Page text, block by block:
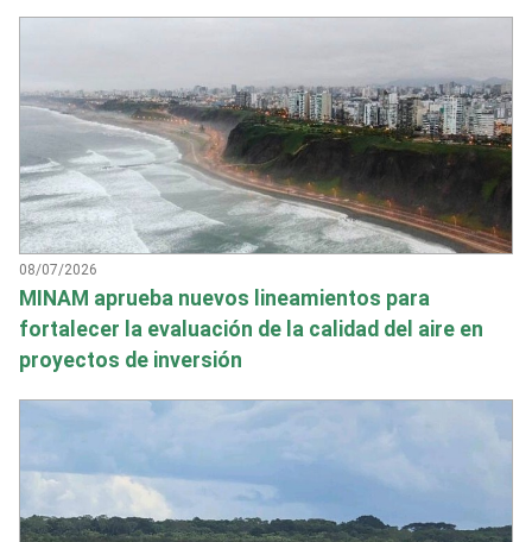
08/07/2026
MINAM aprueba nuevos lineamientos para
fortalecer la evaluación de la calidad del aire en
proyectos de inversión